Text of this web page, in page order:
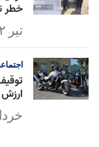
خطر
تیر ۲, ۱۴۰۵
ارزش ۲۰ میلیارد ریال در کشف جدید پلیس
خرداد ۳۰,